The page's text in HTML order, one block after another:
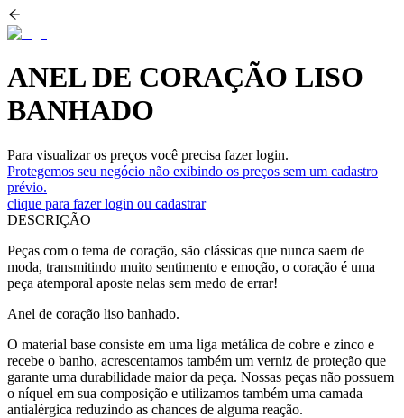
ANEL DE CORAÇÃO LISO
BANHADO
Para visualizar os preços você precisa fazer login.
Protegemos seu negócio não exibindo os preços sem um cadastro
prévio.
clique para fazer login ou cadastrar
DESCRIÇÃO
Peças com o tema de coração, são clássicas que nunca saem de
moda, transmitindo muito sentimento e emoção, o coração é uma
peça atemporal aposte nelas sem medo de errar!
Anel de coração liso banhado.
O material base consiste em uma liga metálica de cobre e zinco e
recebe o banho, acrescentamos também um verniz de proteção que
garante uma durabilidade maior da peça. Nossas peças não possuem
o níquel em sua composição e utilizamos também uma camada
antialérgica reduzindo as chances de alguma reação.